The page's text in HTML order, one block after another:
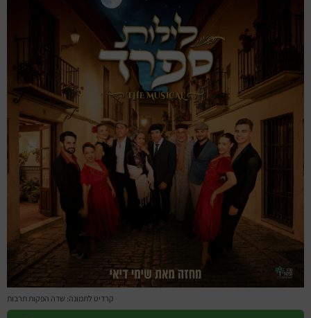
הצגות תיאטרון
מחזות זמר
מחול ובלט
קונצרטים
הרצאות
חופשה והופעה
קרדיט לתמונה: שדה הפקות תרבות